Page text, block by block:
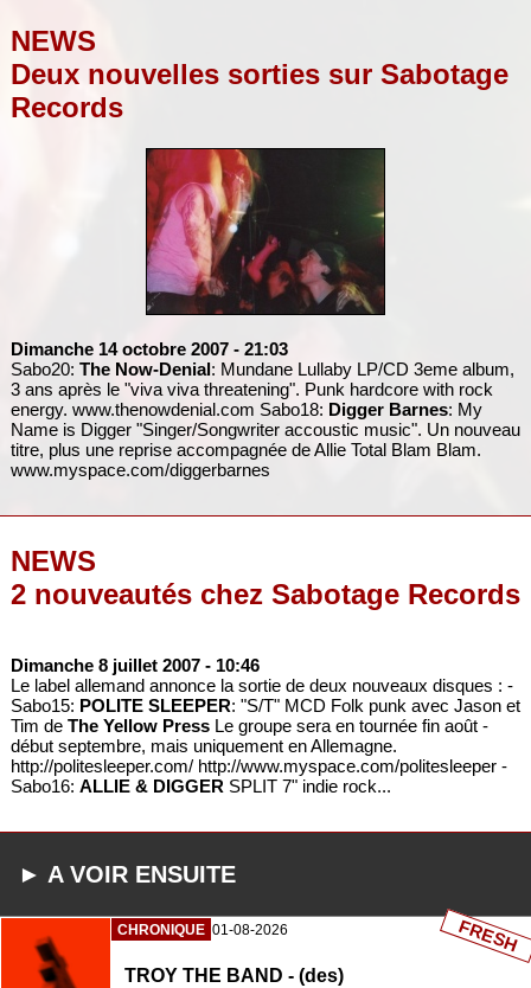
NEWS
Deux nouvelles sorties sur Sabotage
Records
Dimanche 14 octobre 2007 - 21:03
Sabo20: The Now-Denial: Mundane Lullaby LP/CD 3eme album,
3 ans après le "viva viva threatening". Punk hardcore with rock
energy. www.thenowdenial.com Sabo18: Digger Barnes: My
Name is Digger "Singer/Songwriter accoustic music". Un nouveau
titre, plus une reprise accompagnée de Allie Total Blam Blam.
www.myspace.com/diggerbarnes
NEWS
2 nouveautés chez Sabotage Records
Dimanche 8 juillet 2007 - 10:46
Le label allemand annonce la sortie de deux nouveaux disques : -
Sabo15: POLITE SLEEPER: "S/T" MCD Folk punk avec Jason et
Tim de The Yellow PressLe groupe sera en tournée fin août -
début septembre, mais uniquement en Allemagne.
http://politesleeper.com/ http://www.myspace.com/politesleeper -
Sabo16: ALLIE & DIGGER SPLIT 7" indie rock...
► A VOIR ENSUITE
CHRONIQUE 01-08-2026
TROY THE BAND - (des)
FRESH